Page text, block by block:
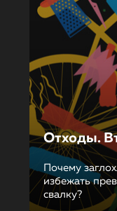
Отходы.
Почему
избежать
свалку?